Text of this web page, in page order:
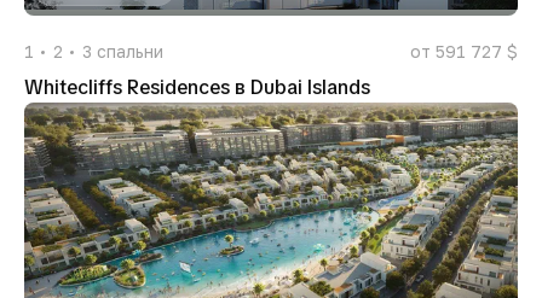
1 2 3 спальни от 591 727 $
Whitecliffs Residences в Dubai Islands